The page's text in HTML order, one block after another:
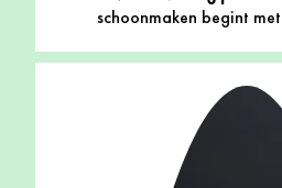
schoonmaken begint